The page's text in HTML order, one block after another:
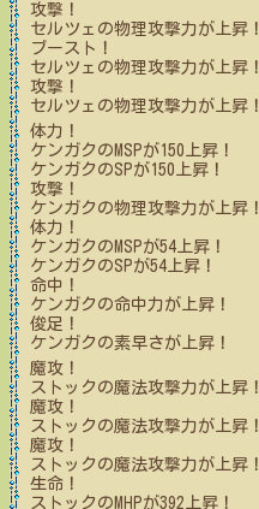
攻撃！
セルツェ の物理攻撃力が上昇！
ブースト！
セルツェ の物理攻撃力が上昇！
攻撃！
セルツェ の物理攻撃力が上昇！
体力！
ケンガク のMSPが150 上昇！
ケンガク のSPが150 上昇！
攻撃！
ケンガク の物理攻撃力が上昇！
体力！
ケンガク のMSPが54上昇！
ケンガク のSPが54上昇！
命中！
ケンガク の命中力が上昇！
俊足！
ケンガク の素早さが上昇！
魔攻！
ストック の魔法攻撃力が上昇！
魔攻！
ストック の魔法攻撃力が上昇！
魔攻！
ストック の魔法攻撃力が上昇！
生命！
ストック のMHPが392 上昇！